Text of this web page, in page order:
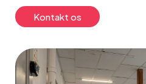
Kontakt os